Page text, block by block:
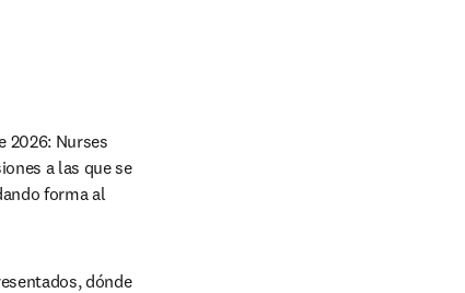
2026: Nurses
a las que se
forma al
dónde